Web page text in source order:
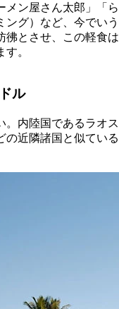
メン屋さん太郎」「ら
ング）など、今でいう
彿とさせ、この軽食は
す。
ル
。内陸国であるラオス
の近隣諸国と似ている